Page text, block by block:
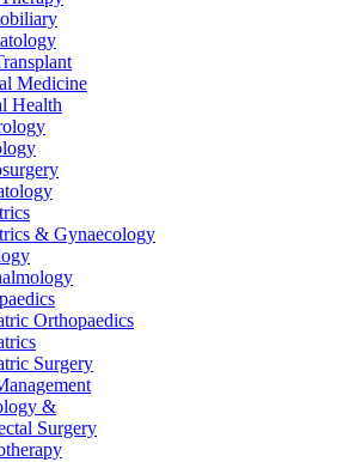
Medicine
Health
& Gynaecology
Orthopaedics
Surgery
&
Surgery